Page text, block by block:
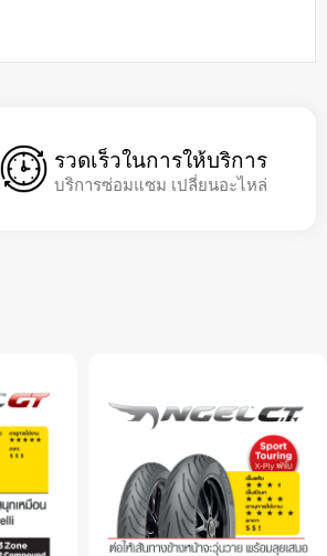
รวดเร็วในการให้บริการ
บริการซ่อมแซม เปลี่ยนอะไหล่